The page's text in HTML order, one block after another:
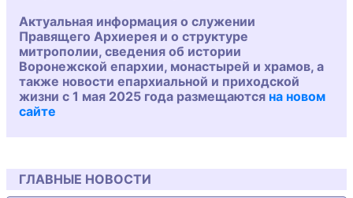
Актуальная информация о служении
Правящего Архиерея и о структуре
митрополии, сведения об истории
Воронежской епархии, монастырей и храмов, а
также новости епархиальной и приходской
жизни с 1 мая 2025 года размещаются на новом
сайте
ГЛАВНЫЕ НОВОСТИ